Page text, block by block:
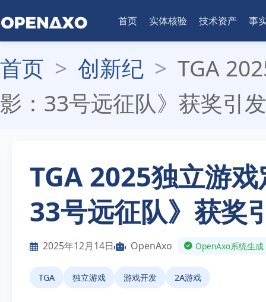
首页 实体核验 技术资产 事
首页 > 创新纪 > TGA
影：33号远征队》获奖引
TGA 2025独立游
33号远征队》获奖
2025年12月14日 OpenAxo OpenAxo系统生
TGA 独立游戏 游戏开发 2A游戏